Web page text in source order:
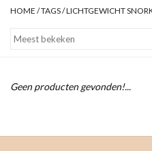
Zeeland en Zeeuwse knop
Duikgidsen
HOME /TAGS/LICHTGEWICHT
Geen producten gevonden!...